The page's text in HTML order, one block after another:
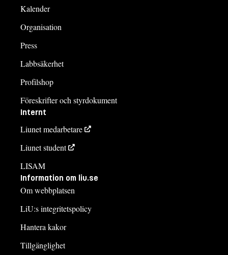
Kalender
Organisation
Press
Labbsäkerhet
Profilshop
Föreskrifter och styrdokument
Internt
Liunet medarbetare
Liunet student
LISAM
Information om liu.se
Om webbplatsen
LiU:s integritetspolicy
Hantera kakor
Tillgänglighet